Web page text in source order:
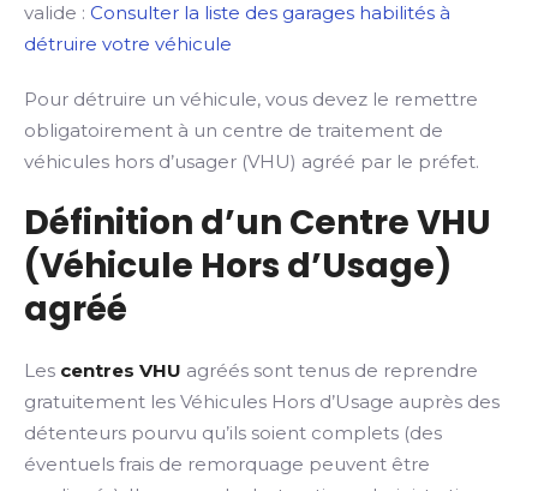
valide : Consulter la liste des garages habilités à
détruire votre véhicule
Pour détruire un véhicule, vous devez le remettre
obligatoirement à un centre de traitement de
véhicules hors d’usager (VHU) agréé par le préfet.
Définition d’un Centre VHU
(Véhicule Hors d’Usage)
agréé
Les centres VHU agréés sont tenus de reprendre
gratuitement les Véhicules Hors d’Usage auprès des
détenteurs pourvu qu’ils soient complets (des
éventuels frais de remorquage peuvent être